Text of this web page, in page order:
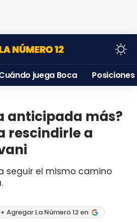
juega Boca Posiciones
anticipada más?
rescindirle a
seguir el mismo camino
+ Agregar La Número 12 en